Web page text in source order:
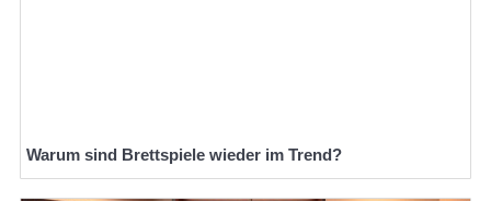
Warum sind Brettspiele wieder im Trend?